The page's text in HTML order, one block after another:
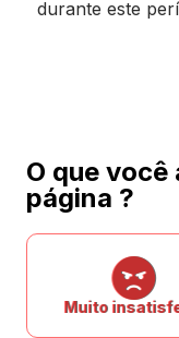
durante este
O que você
página ?
Muito